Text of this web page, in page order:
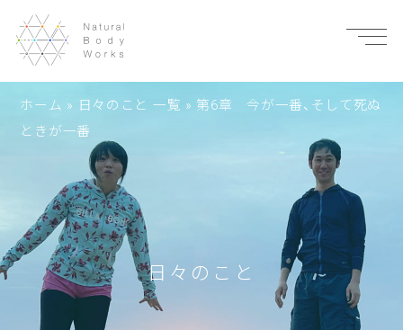
ホーム » 日々のこと 一覧 » 第6章 今が一番、そして死ぬ
ときが一番
日々のこと